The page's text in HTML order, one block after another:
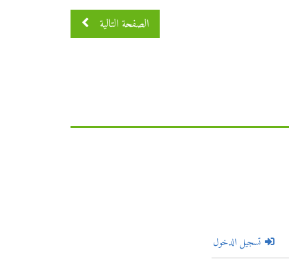
الصفحة التالية
تسجيل الدخول